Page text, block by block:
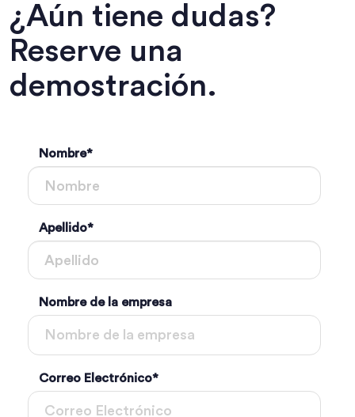
¿Aún tiene dudas?
Reserve una
demostración.
Nombre*
Apellido*
Nombre de la empresa
Correo Electrónico*